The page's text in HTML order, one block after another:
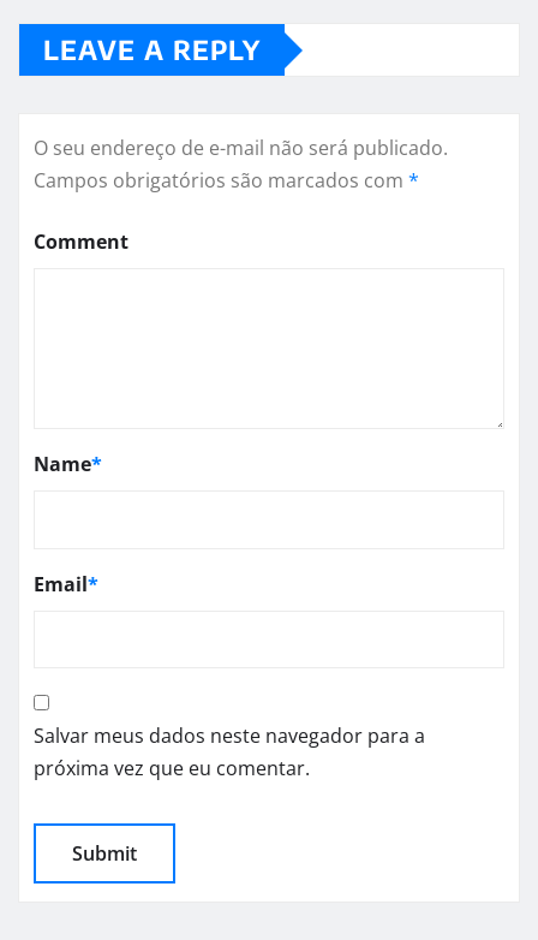
LEAVE A REPLY
O seu endereço de e-mail não será publicado.
Campos obrigatórios são marcados com *
Comment
Name*
Email*
Salvar meus dados neste navegador para a
próxima vez que eu comentar.